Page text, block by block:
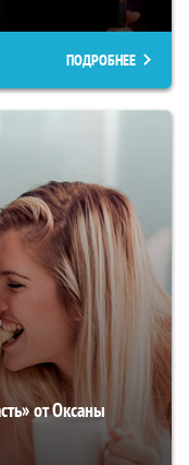
ПОДРОБНЕЕ
от Оксаны